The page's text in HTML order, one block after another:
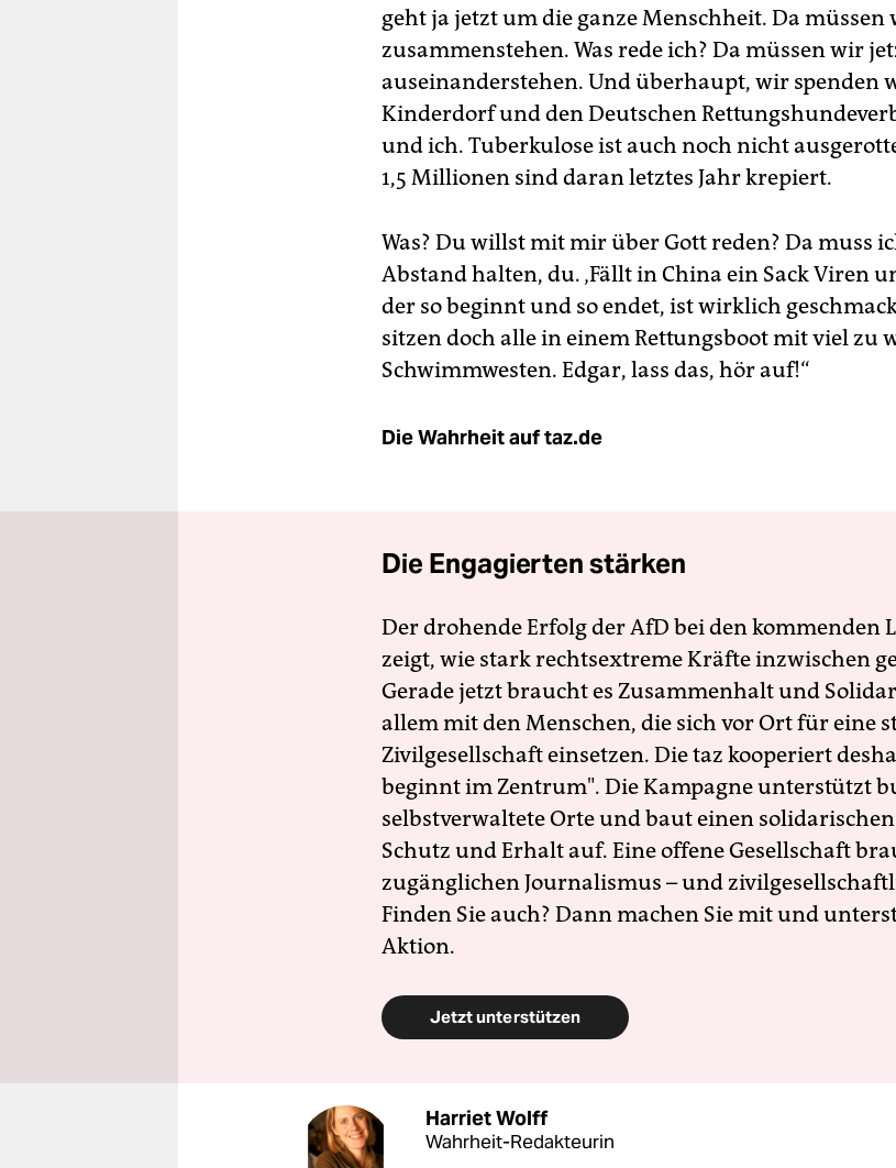
geht ja jetzt um die ganze Menschheit. Da müssen
zusammenstehen. Was rede ich? Da müssen wir
auseinanderstehen. Und überhaupt, wir spenden
Kinderdorf und den Deutschen
und ich. Tuberkulose ist auch noch nicht
1,5 Millionen sind daran letztes Jahr krepiert.
Was? Du willst mit mir über Gott reden? Da muss
Abstand halten, du. ‚Fällt in China ein Sack Viren
der so beginnt und so endet, ist wirklich
sitzen doch alle in einem Rettungsboot mit viel zu
Schwimmwesten. Edgar, lass das, hör auf!“
Die Wahrheit auf taz.de
Die Engagierten stärken
Der drohende Erfolg der AfD bei den kommenden
zeigt, wie stark rechtsextreme Kräfte inzwischen
Gerade jetzt braucht es Zusammenhalt und
allem mit den Menschen, die sich vor Ort für eine
Zivilgesellschaft einsetzen. Die taz kooperiert
beginnt im Zentrum". Die Kampagne unterstützt
selbstverwaltete Orte und baut einen
Schutz und Erhalt auf. Eine offene Gesellschaft
zugänglichen Journalismus – und
Finden Sie auch? Dann machen Sie mit und
Aktion.
Jetzt unterstützen
Harriet Wolff
Wahrheit-Redakteurin